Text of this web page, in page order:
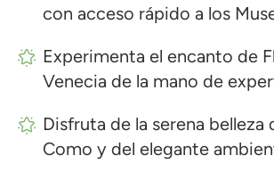
con acceso rápido a los
Experimenta el encanto de
Venecia de la mano de
Disfruta de la serena belleza
Como y del elegante